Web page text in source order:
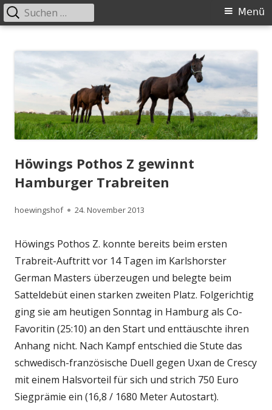
zum
Primäres
Menü
Suchen
nach:
Höwings Pothos Z gewinnt
Hamburger Trabreiten
Autor
hoewingshof
Veröffentlicht
24. November 2013
Höwings Pothos Z. konnte bereits beim ersten
Trabreit-Auftritt vor 14 Tagen im Karlshorster
German Masters überzeugen und belegte beim
Satteldebüt einen starken zweiten Platz. Folgerichtig
ging sie am heutigen Sonntag in Hamburg als Co-
Favoritin (25:10) an den Start und enttäuschte ihren
Anhang nicht. Nach Kampf entschied die Stute das
schwedisch-französische Duell gegen Uxan de Crescy
mit einem Halsvorteil für sich und strich 750 Euro
Siegprämie ein (16,8 / 1680 Meter Autostart).